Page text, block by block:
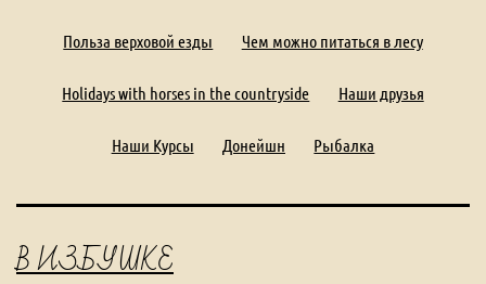
Польза верховой езды Чем можно питаться в лесу
Holidays with horses in the countryside Наши друзья
Наши Курсы Донейшн Рыбалка
В ИЗБУШКЕ